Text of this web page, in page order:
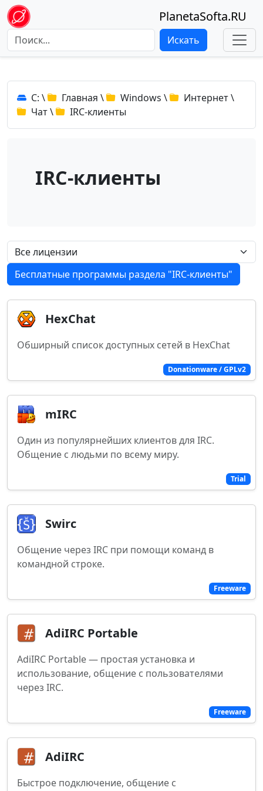
PlanetaSofta.RU
Искать
C: \ Главная \ Windows \ Интернет\
Чат\ IRC-клиенты
IRC-клиенты
Бесплатные программы раздела "IRC-клиенты"
Donationware / GPLv2
HexChat
Обширный список доступных сетей в HexChat
Trial
mIRC
Один из популярнейших клиентов для IRC.
Общение с людьми по всему миру.
Freeware
Swirc
Общение через IRC при помощи команд в
командной строке.
Freeware
AdiIRC Portable
AdiIRC Portable — простая установка и
использование, общение с пользователями
через IRC.
AdiIRC
Быстрое подключение, общение с